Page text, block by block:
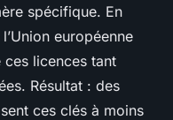
spécifique. En
européenne
licences tant
Résultat : des
ces clés à moins